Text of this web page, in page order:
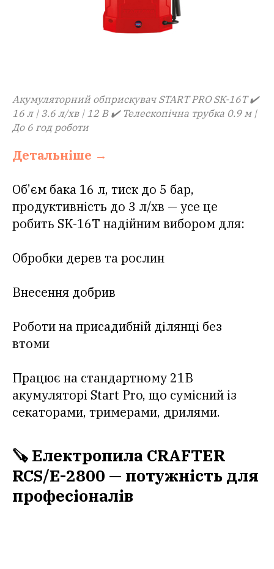
Акумуляторний обприскувач START PRO SK-16T ✔️
16 л | 3.6 л/хв | 12 В ✔️ Телескопічна трубка 0.9 м |
До 6 год роботи
Детальніше →
Об’єм бака 16 л, тиск до 5 бар,
продуктивність до 3 л/хв — усе це
робить SK-16T надійним вибором для:
Обробки дерев та рослин
Внесення добрив
Роботи на присадибній ділянці без
втоми
Працює на стандартному 21В
акумуляторі Start Pro, що сумісний із
секаторами, тримерами, дрилями.
🪚 Електропила CRAFTER
RCS/E-2800 — потужність для
професіоналів